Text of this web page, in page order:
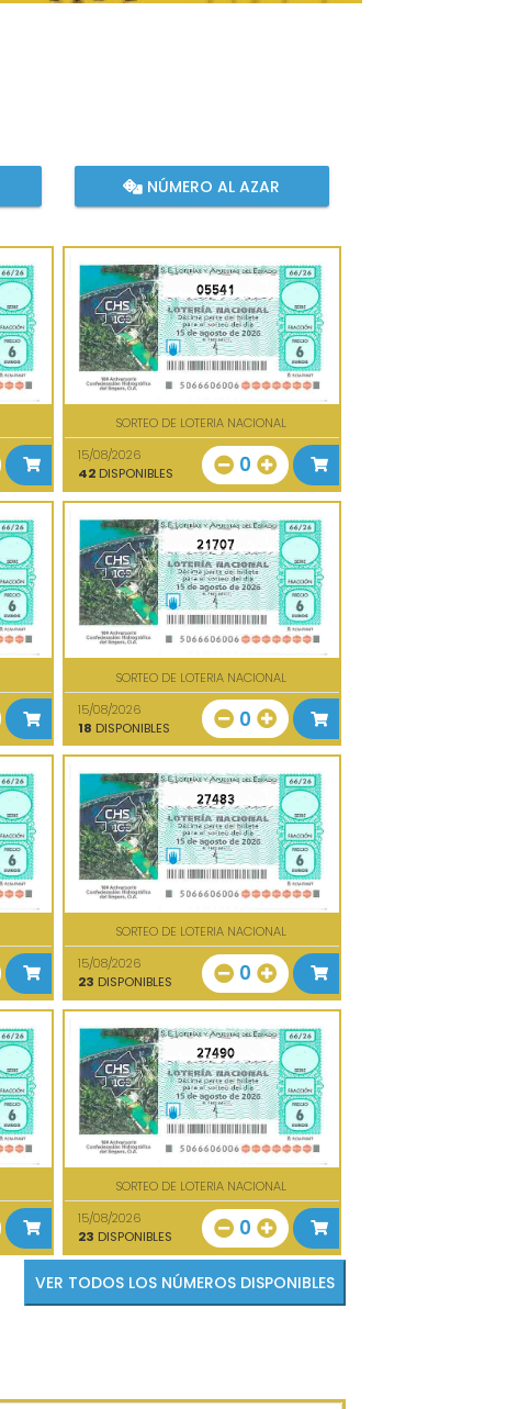
NÚMERO AL AZAR
05541
SORTEO DE LOTERIA NACIONAL
15/08/2026
42DISPONIBLES 0
21707
SORTEO DE LOTERIA NACIONAL
15/08/2026
18 DISPONIBLES 0
27483
SORTEO DE LOTERIA NACIONAL
15/08/2026
23 DISPONIBLES 0
27490
SORTEO DE LOTERIA NACIONAL
15/08/2026
23 DISPONIBLES 0
VER TODOS LOS NÚMEROS DISPONIBLES